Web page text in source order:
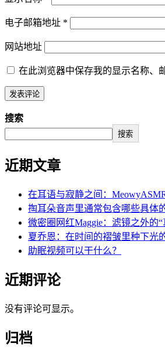
电子邮箱地址 *
网站地址
在此浏览器中保存我的显示名称、
搜索
搜索
近期文章
在耳语与寂静之间：
掏耳朵音声里通常包含哪些具体
微密圈网红Maggie：滤镜之外的
夏乔恩：在时间的褶皱里种下光
助眠视频可以干什么？
近期评论
没有评论可显示。
归档